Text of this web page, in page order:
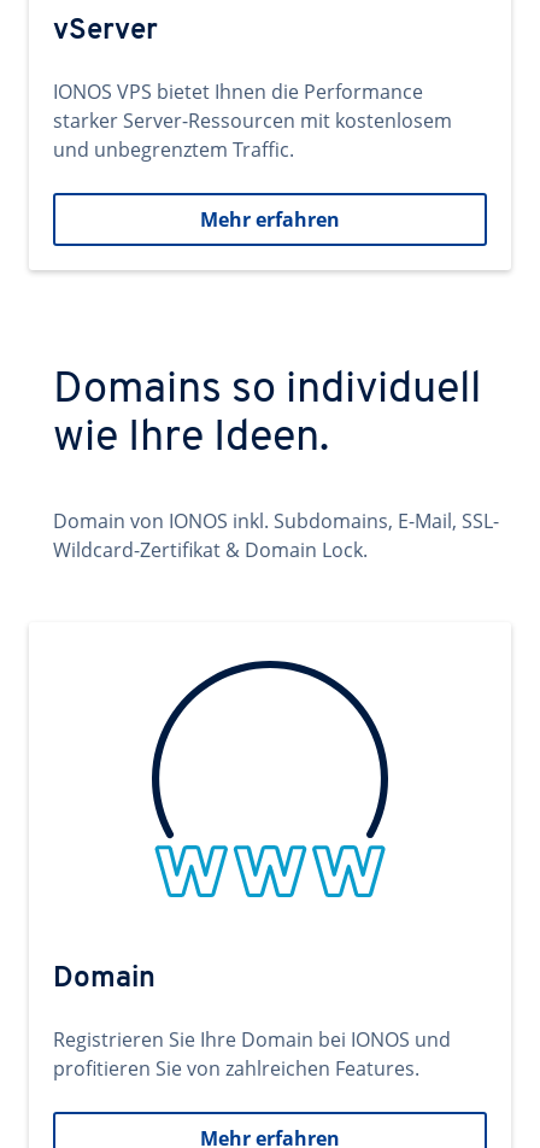
vServer
IONOS VPS bietet Ihnen die Performance
starker Server-Ressourcen mit kostenlosem
und unbegrenztem Traffic.
Mehr erfahren
Domains so individuell
wie Ihre Ideen.
Domain von IONOS inkl. Subdomains, E-Mail, SSL-
Wildcard-Zertifikat & Domain Lock.
Domain
Registrieren Sie Ihre Domain bei IONOS und
profitieren Sie von zahlreichen Features.
Mehr erfahren